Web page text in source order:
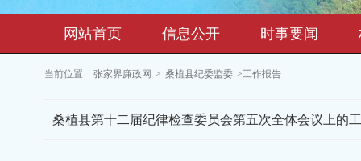
网站首页 信息公开 时事要闻
当前位置 张家界廉政网 > 桑植县纪委监委 >工作报告
桑植县第十二届纪律检查委员会第五次全体会议上的